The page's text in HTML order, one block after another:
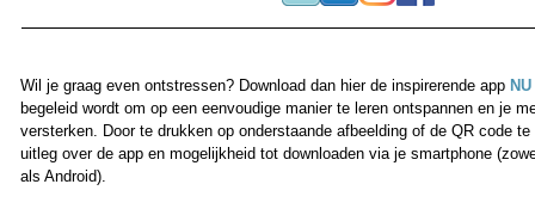
Wil je graag even ontstressen? Download dan hier de inspirerende app
begeleid wordt om op een eenvoudige manier te leren ontspannen en je
versterken. Door te drukken op onderstaande afbeelding of de QR code
uitleg over de app en mogelijkheid tot downloaden via je smartphone
als Android).